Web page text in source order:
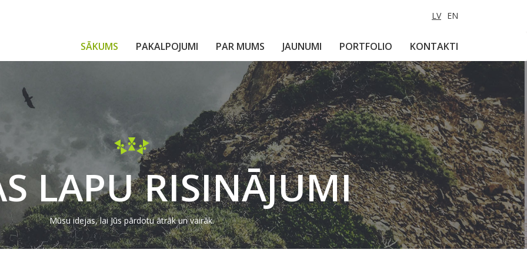
EN
LV
SĀKUMS PAKALPOJUMI PAR MUMS JAUNUMI PORTFOLIO KONTAKTI
LAPU RISINĀJUMI
Mūsu idejas, lai Jūs pārdotu ātrāk un vairāk.